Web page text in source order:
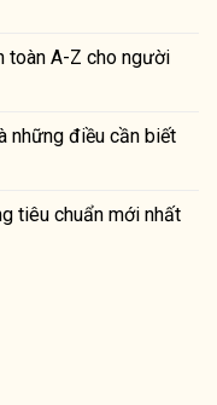
toàn A-Z cho người
những điều cần biết
tiêu chuẩn mới nhất